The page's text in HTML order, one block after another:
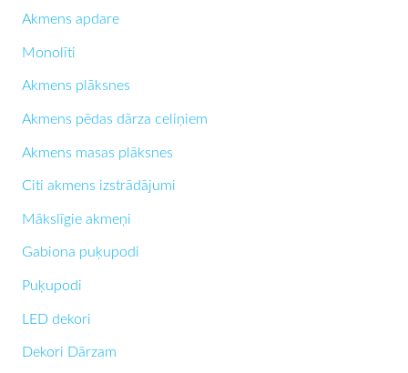
Akmens apdare
Monolīti
Akmens plāksnes
Akmens pēdas dārza celiņiem
Akmens masas plāksnes
Citi akmens izstrādājumi
Mākslīgie akmeņi
Gabiona puķupodi
Puķupodi
LED dekori
Dekori Dārzam